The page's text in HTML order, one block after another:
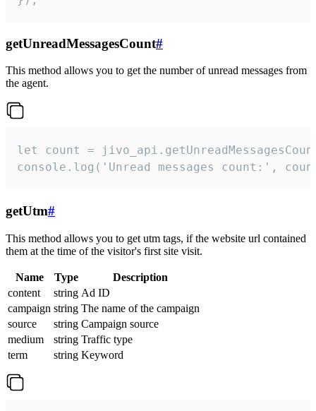
getUnreadMessagesCount#
This method allows you to get the number of unread messages from
the agent.
let count =
console.log('Unread messages count:',
getUtm#
This method allows you to get utm tags, if the website url contained
them at the time of the visitor's first site visit.
Name Type
Description
content
string Ad ID
campaign string The name of the campaign
source
string Campaign source
medium
string Traffic type
term
string Keyword